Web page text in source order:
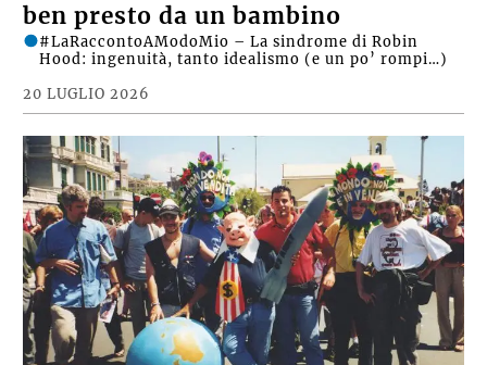
ben presto da un bambino
20 LUGLIO 2026
#LaRaccontoAModoMio – La sindrome di Robin
Hood: ingenuità, tanto idealismo (e un po’ rompi…)